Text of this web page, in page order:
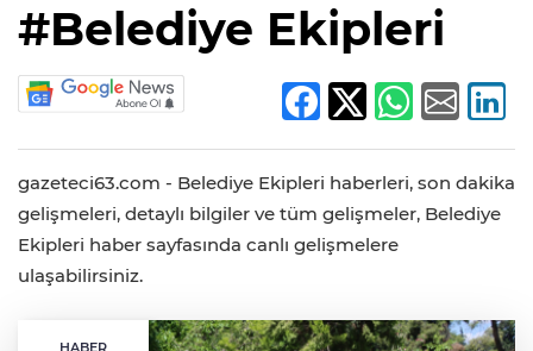
#Belediye Ekipleri
gazeteci63.com - Belediye Ekipleri haberleri, son dakika
gelişmeleri, detaylı bilgiler ve tüm gelişmeler, Belediye
Ekipleri haber sayfasında canlı gelişmelere
ulaşabilirsiniz.